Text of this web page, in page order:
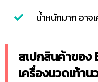
น้ำหนักมาก อาจ
สเปกสินค้าของ
เครื่องนวดเท้า